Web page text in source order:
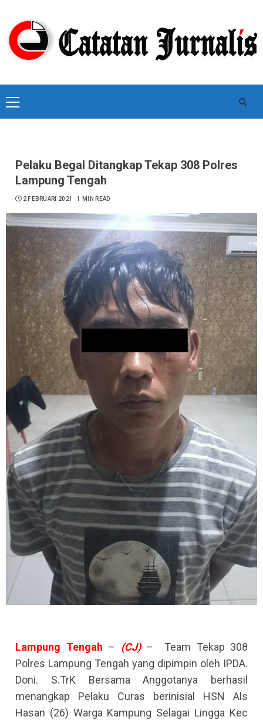
content
Primary
Menu
Pelaku Begal Ditangkap Tekap 308 Polres
Lampung Tengah
2 FEBRUARI 2021 1 MIN READ
Lampung Tengah – (CJ)– Team Tekap 308
Polres Lampung Tengah yang dipimpin oleh IPDA.
Doni. S.TrK Bersama Anggotanya berhasil
menangkap Pelaku Curas berinisial HSN Als
Hasan (26) Warga Kampung Selagai Lingga Kec